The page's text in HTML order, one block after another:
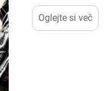
izbrana
sestavnih delov, ...
Oglejte si več